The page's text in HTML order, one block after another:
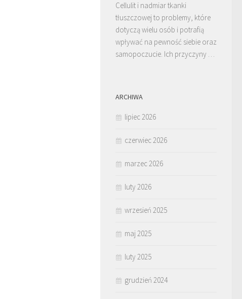
Cellulit i nadmiar tkanki
tłuszczowej to problemy, które
dotyczą wielu osób i potrafią
wpływać na pewność siebie oraz
samopoczucie. Ich przyczyny …
ARCHIWA
lipiec 2026
czerwiec 2026
marzec 2026
luty 2026
wrzesień 2025
maj 2025
luty 2025
grudzień 2024